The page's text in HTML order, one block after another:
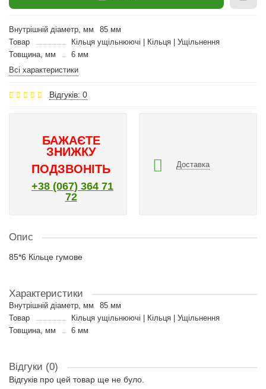
Внутрішній діаметр, мм
85 мм
Товар
Кільця ущільнюючі | Кільця | Ущільнення
Товщина, мм
6 мм
Всі характеристики
Відгуків: 0
БАЖАЄТЕ
ЗНИЖКУ
ПОДЗВОНІТЬ
+38 (067) 364 71
72
Доставка
Опис
85*6 Кільце гумове
Характеристики
Внутрішній діаметр, мм
85 мм
Товар
Кільця ущільнюючі | Кільця | Ущільнення
Товщина, мм
6 мм
Відгуки (0)
Відгуків про цей товар ще не було.